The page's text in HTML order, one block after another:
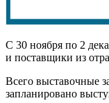
С 30 ноября по 2
и поставщики из
Всего выставочные
запланировано